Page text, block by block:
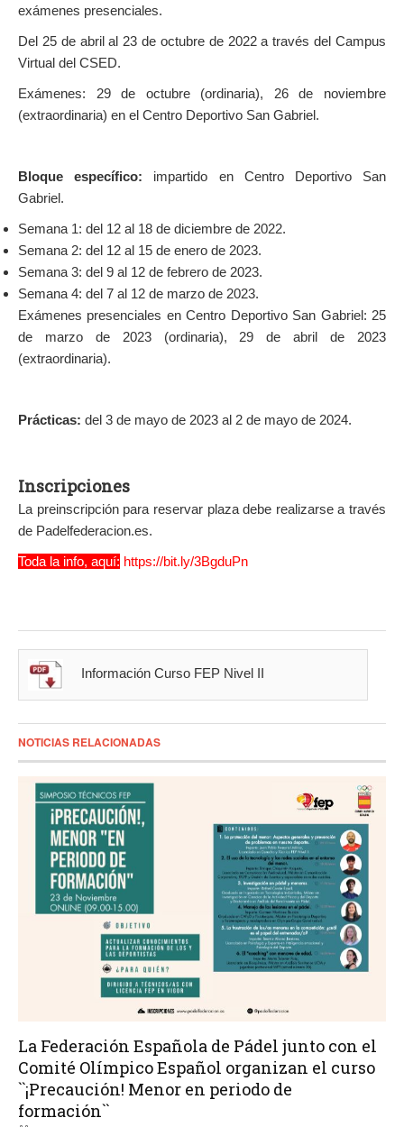
exámenes presenciales.
Del 25 de abril al 23 de octubre de 2022 a través del Campus
Virtual del CSED.
Exámenes: 29 de octubre (ordinaria), 26 de noviembre
(extraordinaria) en el Centro Deportivo San Gabriel.
Bloque específico: impartido en Centro Deportivo San
Gabriel.
Semana 1: del 12 al 18 de diciembre de 2022.
Semana 2: del 12 al 15 de enero de 2023.
Semana 3: del 9 al 12 de febrero de 2023.
Semana 4: del 7 al 12 de marzo de 2023.
Exámenes presenciales en Centro Deportivo San Gabriel: 25
de marzo de 2023 (ordinaria), 29 de abril de 2023
(extraordinaria).
Prácticas: del 3 de mayo de 2023 al 2 de mayo de 2024.
Inscripciones
La preinscripción para reservar plaza debe realizarse a través
de Padelfederacion.es.
Toda la info, aquí: https://bit.ly/3BgduPn
Información Curso FEP Nivel II
NOTICIAS RELACIONADAS
La Federación Española de Pádel junto con el
Comité Olímpico Español organizan el curso
``¡Precaución! Menor en periodo de
formación``